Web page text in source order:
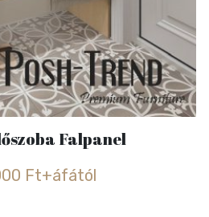
Falpanel
Ft+áfától